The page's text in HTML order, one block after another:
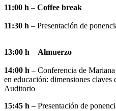
11:00 h – Coffee break
11:30 h – Presentación de
13:00 h – Almuerzo
14:00 h – Conferencia de
en educación: dimensiones claves
Auditorio
15:45 h – Presentación de